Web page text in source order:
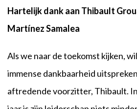
Hartelijk dank aan Thibault
Martínez Samalea
Als we naar de toekomst kijken,
immense dankbaarheid
aftredende voorzitter, Thibault.